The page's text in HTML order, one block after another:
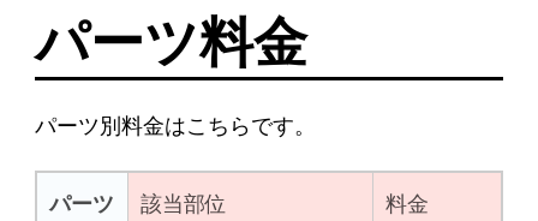
パーツ料金
パーツ別料金はこちらです。
パーツ 該当部位 料金